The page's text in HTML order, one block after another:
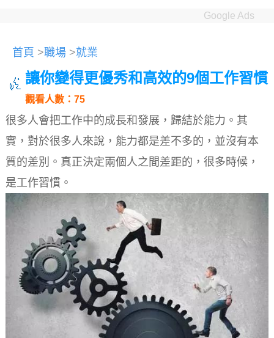
Google Ads
首頁 >職場 >就業
讓你變得更優秀和高效的9個工作習慣
觀看人數：75
很多人會把工作中的成長和發展，歸結於能力。其
實，對於很多人來說，能力都是差不多的，並沒有本
質的差別。真正決定兩個人之間差距的，很多時候，
是工作習慣。